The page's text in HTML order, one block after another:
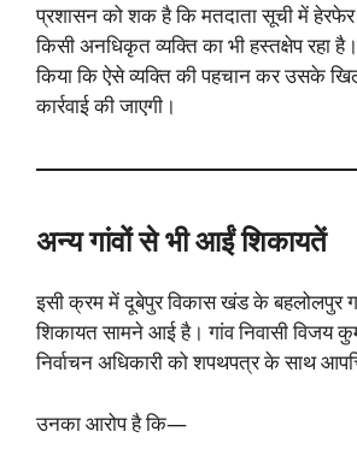
प्रशासन को शक है कि मतदाता सूची में
किसी अनधिकृत व्यक्ति का भी हस्तक्षेप रहा
किया कि ऐसे व्यक्ति की पहचान कर उसके
कार्रवाई की जाएगी।
अन्य गांवों से भी आईं शिकायतें
इसी क्रम में दूबेपुर विकास खंड के बहलोलपुर
शिकायत सामने आई है। गांव निवासी विजय
निर्वाचन अधिकारी को शपथपत्र के साथ
उनका आरोप है कि—